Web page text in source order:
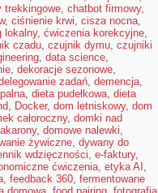
trekkingowe, chatbot firmowy,
, ciśnienie krwi, cisza nocna,
lokalny, ćwiczenia korekcyjne,
czadu, czujnik dymu, czujniki
, data science,
, dekoracje sezonowe,
zadań, demencja,
, dieta pudełkowa, dieta
, Docker, dom letniskowy, dom
całoroczny, domki nad
, domowe nalewki,
żywiczne, dywany do
wdzięczności, e-faktury,
ćwiczenia, etyka AI ,
, feedback 360, fermentowane